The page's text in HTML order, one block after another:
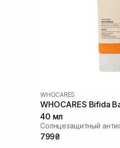
WHOCARES
WHOCARES Bifida
40 мл
799₴